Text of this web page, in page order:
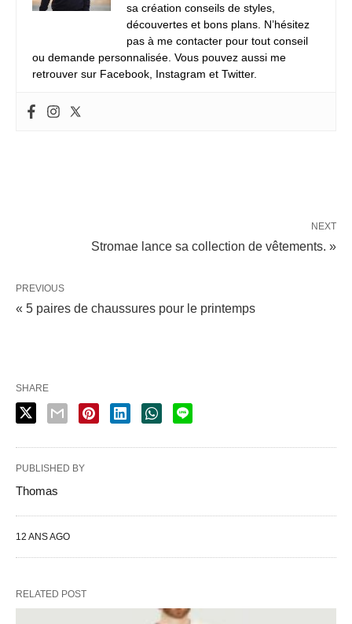
sa création conseils de styles,
découvertes et bons plans. N’hésitez
pas à me contacter pour tout conseil
ou demande personnalisée. Vous pouvez aussi me
retrouver sur Facebook, Instagram et Twitter.
NEXT
Stromae lance sa collection de vêtements. »
PREVIOUS
« 5 paires de chaussures pour le printemps
SHARE
PUBLISHED BY
Thomas
12 ANS AGO
RELATED POST